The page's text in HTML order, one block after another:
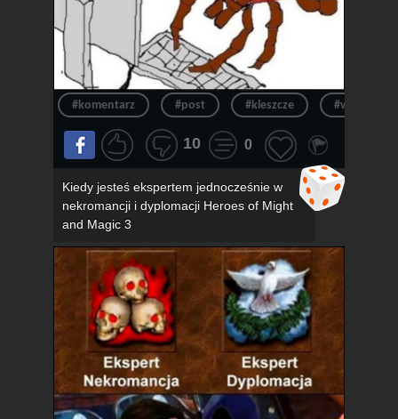
#komentarz #post #kleszcze #wpis
10 0
Kiedy jesteś ekspertem jednocześnie w
nekromancji i dyplomacji Heroes of Might
and Magic 3